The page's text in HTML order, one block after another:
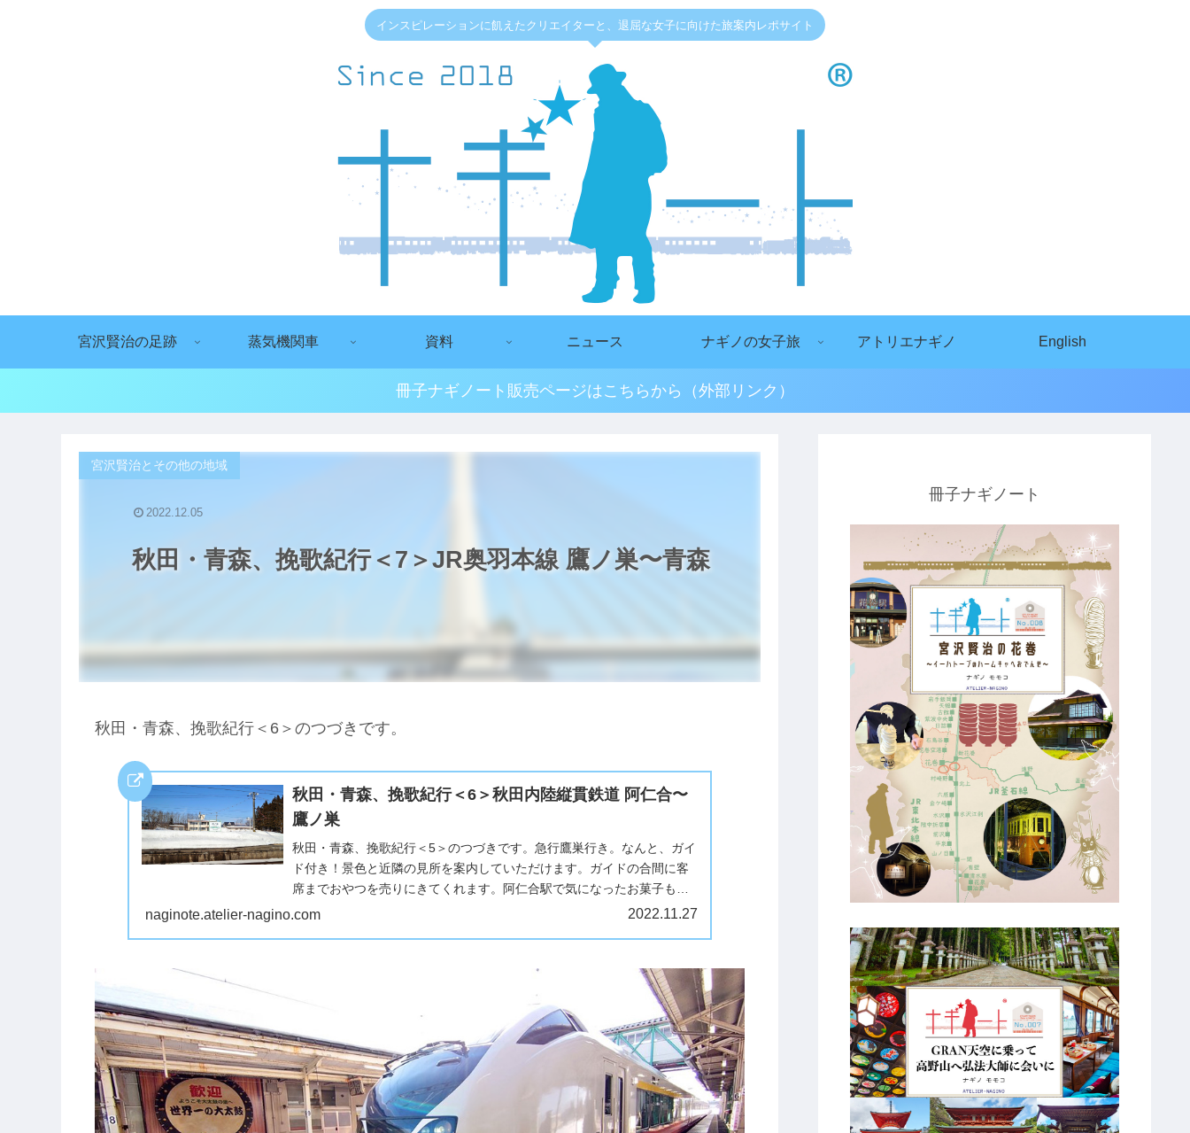
インスピレーションに飢えたクリエイターと、退屈な女子に向けた旅案内レポサイト
宮沢賢治の足跡 蒸気機関車 資料 ニュース ナギノの女子旅 アトリエナギノ English
冊子ナギノート販売ページはこちらから（外部リンク）
秋田・青森、挽歌紀行＜7＞JR奥羽本線 鷹ノ巣〜青森
宮沢賢治とその他の地域
2022.12.05
秋田・青森、挽歌紀行＜6＞のつづきです。
秋田・青森、挽歌紀行＜6＞秋田内陸縦貫鉄道 阿仁合〜
鷹ノ巣
秋田・青森、挽歌紀行＜5＞のつづきです。急行鷹巣行き。なんと、ガイ
ド付き！景色と近隣の見所を案内していただけます。ガイドの合間に客
席までおやつを売りにきてくれます。阿仁合駅で気になったお菓子もバ
ラ売りで購入可能なので、車窓の景色を楽しみなが...
naginote.atelier-nagino.com 2022.11.27
冊子ナギノート